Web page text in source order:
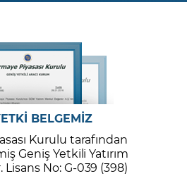
BELGEMİZ
Kurulu tarafından
Geniş Yetkili Yatırım
No: G-039 (398)